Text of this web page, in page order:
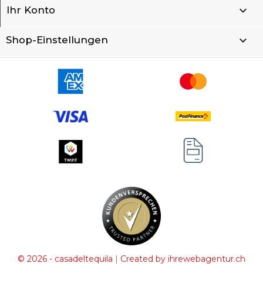
Ihr Konto 
Shop-Einstellungen keyboard_arrow_down
© 2026 - casadeltequila | Created by ihrewebagentur.ch